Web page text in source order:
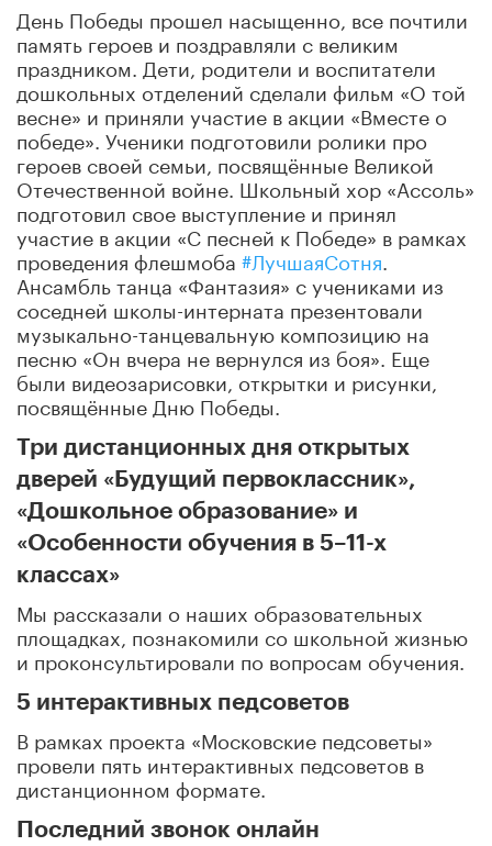
День Победы прошел насыщенно, все почтили
память героев и поздравляли с великим
праздником. Дети, родители и воспитатели
дошкольных отделений сделали фильм «О той
весне» и приняли участие в акции «Вместе о
победе». Ученики подготовили ролики про
героев своей семьи, посвящённые Великой
Отечественной войне. Школьный хор «Ассоль»
подготовил свое выступление и принял
участие в акции «С песней к Победе» в рамках
проведения флешмоба #ЛучшаяСотня
Ансамбль танца «Фантазия» с учениками из
соседней школы-интерната презентовали
музыкально-танцевальную композицию на
песню «Он вчера не вернулся из боя». Еще
были видеозарисовки, открытки и рисунки,
посвящённые Дню Победы.
Три дистанционных дня открытых
дверей «Будущий первоклассник»,
«Дошкольное образование» и
«Особенности обучения в 5–11-х
классах»
Мы рассказали о наших образовательных
площадках, познакомили со школьной жизнью
и проконсультировали по вопросам обучения.
5 интерактивных педсоветов
В рамках проекта «Московские педсоветы»
провели пять интерактивных педсоветов в
дистанционном формате.
Последний звонок онлайн